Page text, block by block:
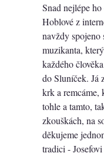
Snad nejlépe
Hoblové z
navždy spojeno
muzikanta,
každého
do Sluníček. Já
krk a remcáme,
tohle a tamto,
zkouškách, na
děkujeme
tradici -